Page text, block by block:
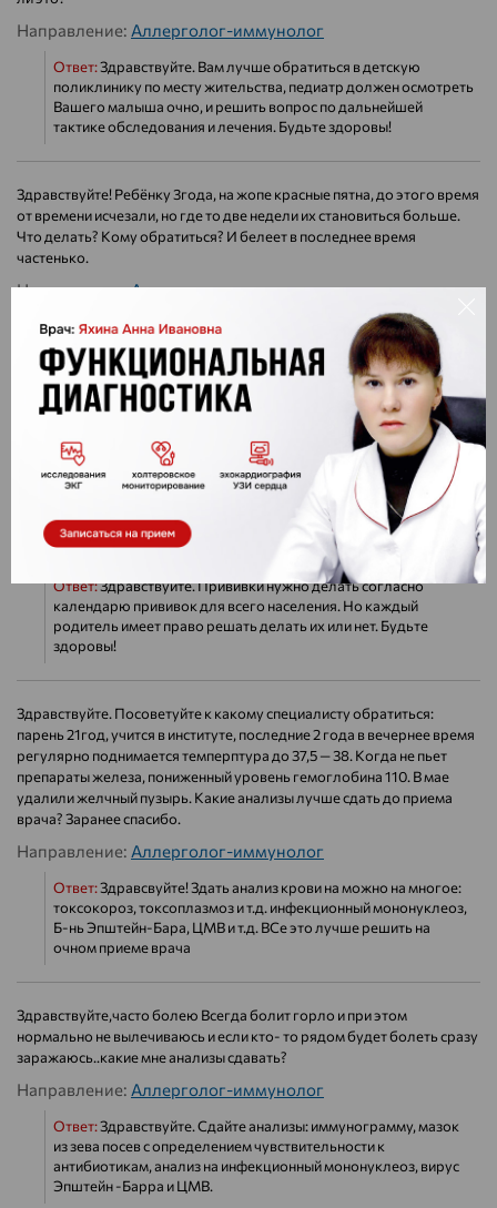
Направление: Аллерголог-иммунолог
Ответ:Здравствуйте. Вам лучше обратиться в детскую
поликлинику по месту жительства, педиатр должен осмотреть
Вашего малыша очно, и решить вопрос по дальнейшей
тактике обследования и лечения. Будьте здоровы!
Здравствуйте! Ребёнку 3года, на жопе красные пятна, до этого время
от времени исчезали, но где то две недели их становиться больше.
Что делать? Кому обратиться? И белеет в последнее время
частенько.
Направление:Аллерголог-иммунолог
Ответ:Здравствуйте. Вам нужно показать ребенка хирургу
или педиатру для выяснения этиологии пятен. Дальнейшую
тактику обследования Вам подскажет врач после очного
осмотра. Будьте здоровы!
Здравствуйте.ребенку 1 год.педиатр назначил прививку корь
краснуха паротит.большие сомнения по поводу этой
прививки.можно ли получить подробную консультацию по
прививками?нужно их делать или нет?польза и вред прививок
Направление:Аллерголог-иммунолог
Ответ:Здравствуйте. Прививки нужно делать согласно
календарю прививок для всего населения. Но каждый
родитель имеет право решать делать их или нет. Будьте
здоровы!
Здравствуйте. Посоветуйте к какому специалисту обратиться:
парень 21год, учится в институте, последние 2 года в вечернее время
регулярно поднимается темперптура до 37,5 — 38. Когда не пьет
препараты железа, пониженный уровень гемоглобина 110. В мае
удалили желчный пузырь. Какие анализы лучше сдать до приема
врача? Заранее спасибо.
Направление: Аллерголог-иммунолог
Ответ:Здравсвуйте! Здать анализ крови на можно на многое:
токсокороз, токсоплазмоз и т.д. инфекционный мононуклеоз,
Б-нь Эпштейн-Бара, ЦМВ и т.д. ВСе это лучше решить на
очном приеме врача
Здравствуйте,часто болею Всегда болит горло и при этом
нормально не вылечиваюсь и если кто- то рядом будет болеть сразу
заражаюсь..какие мне анализы сдавать?
Направление: Аллерголог-иммунолог
Ответ:Здравствуйте. Сдайте анализы: иммунограмму, мазок
из зева посев с определением чувствительности к
антибиотикам, анализ на инфекционный мононуклеоз, вирус
Эпштейн -Барра и ЦМВ.